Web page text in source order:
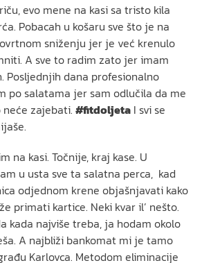
evo mene na kasi sa tristo kila
Pobacah u košaru sve što je na
sniženju jer je već krenulo
A sve to radim zato jer imam
Posljednjih dana profesionalno
po salatama jer sam odlučila da me
zajebati. #fitdoljeta I svi se
na kasi. Točnije, kraj kase. U
u usta sve ta salatna perca, kad
odjednom krene objašnjavati kako
primati kartice. Neki kvar il’ nešto.
kada najviše treba, ja hodam okolo
A najbliži bankomat mi je tamo
Karlovca. Metodom eliminacije